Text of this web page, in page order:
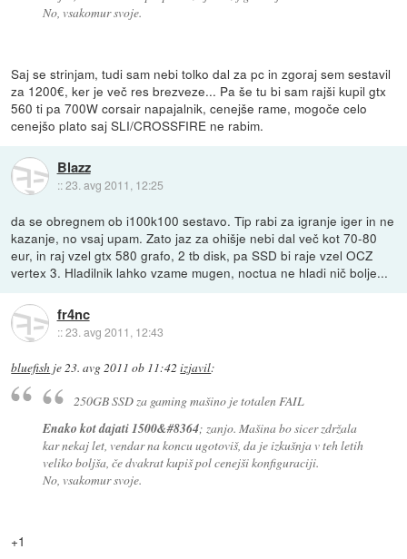
No, vsakomur svoje.
Saj se strinjam, tudi sam nebi tolko dal za pc in zgoraj sem sestavil
za 1200€, ker je več res brezveze... Pa še tu bi sam rajši kupil gtx
560 ti pa 700W corsair napajalnik, cenejše rame, mogoče celo
cenejšo plato saj SLI/CROSSFIRE ne rabim.
Blazz
::23. avg 2011, 12:25
da se obregnem ob i100k100 sestavo. Tip rabi za igranje iger in ne
kazanje, no vsaj upam. Zato jaz za ohišje nebi dal več kot 70-80
eur, in raj vzel gtx 580 grafo, 2 tb disk, pa SSD bi raje vzel OCZ
vertex 3. Hladilnik lahko vzame mugen, noctua ne hladi nič bolje...
fr4nc
::23. avg 2011, 12:43
bluefish je23. avg 2011 ob 11:42 izjavil:
250GB SSD za gaming mašino je totalen FAIL
Enako kot dajati 1500&#8364; zanjo. Mašina bo sicer zdržala
kar nekaj let, vendar na koncu ugotoviš, da je izkušnja v teh letih
veliko boljša, če dvakrat kupiš pol cenejši konfiguraciji.
No, vsakomur svoje.
+1